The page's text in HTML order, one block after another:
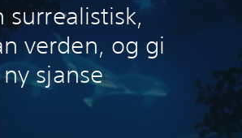
surrealistisk,
verden, og gi
sjanse